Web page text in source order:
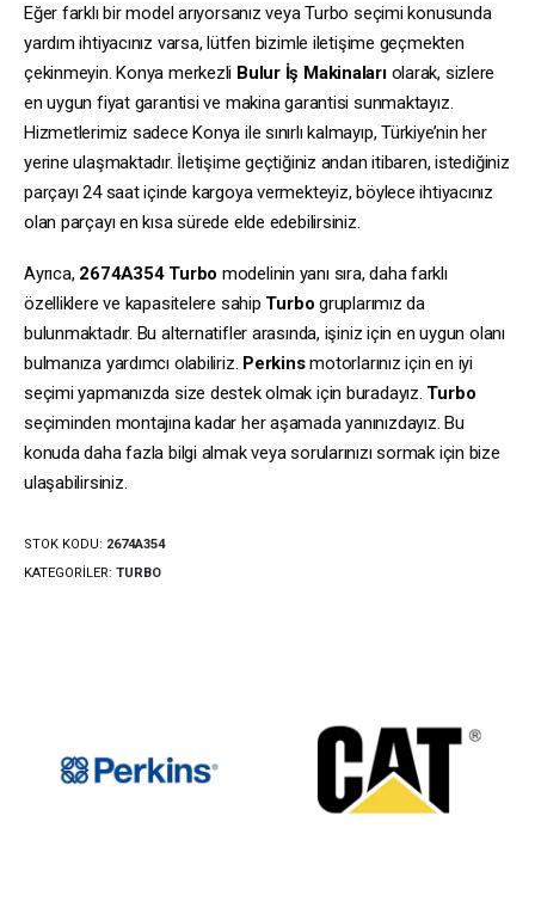
Eğer farklı bir model arıyorsanız veya Turbo seçimi konusunda
yardım ihtiyacınız varsa, lütfen bizimle iletişime geçmekten
çekinmeyin. Konya merkezli Bulur İş Makinalarıolarak, sizlere
en uygun fiyat garantisi ve makina garantisi sunmaktayız.
Hizmetlerimiz sadece Konya ile sınırlı kalmayıp, Türkiye’nin her
yerine ulaşmaktadır. İletişime geçtiğiniz andan itibaren, istediğiniz
parçayı 24 saat içinde kargoya vermekteyiz, böylece ihtiyacınız
olan parçayı en kısa sürede elde edebilirsiniz.
Ayrıca, 2674A354 Turbo modelinin yanı sıra, daha farklı
özelliklere ve kapasitelere sahip Turbo gruplarımız da
bulunmaktadır. Bu alternatifler arasında, işiniz için en uygun olanı
bulmanıza yardımcı olabiliriz. Perkinsmotorlarınız için en iyi
seçimi yapmanızda size destek olmak için buradayız. Turbo
seçiminden montajına kadar her aşamada yanınızdayız. Bu
konuda daha fazla bilgi almak veya sorularınızı sormak için bize
ulaşabilirsiniz.
STOK KODU: 2674A354
KATEGORILER: TURBO